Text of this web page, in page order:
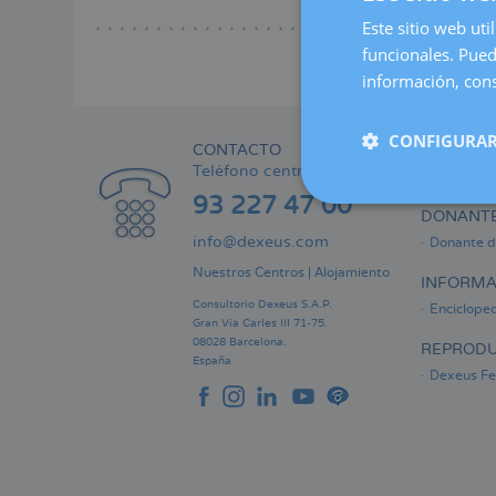
a
la
CONTACTO
Teléfono centralita:
93 227 47 00
info@dexeus.com
Nuestros Centros Alojamiento
Consultorio Dexeus S.A.P.
Gran Via Carles III 71-75.
08028 Barcelona.
España
ÁREA
Donante
Dexeus
Este sitio web
funcionales.
información,